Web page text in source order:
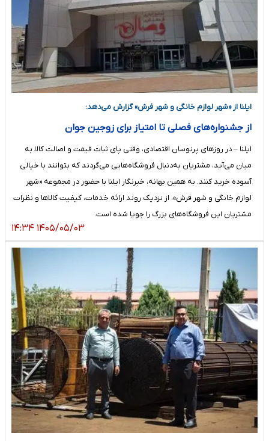
ایلنا از «شهر لوازم خانگی و شهر فرش» گزارش می‌دهد:
از جشنواره‌های فصلی تا امتیاز برای زوجین جوان
ایلنا – در روزهای پرنوسان اقتصادی، وقتی پای ثبات قیمت و اصالت کالا به
میان می‌آید، مشتریان به‌دنبال فروشگاه‌هایی می‌گردند که بتوانند با خیالی
آسوده خرید کنند. به همین بهانه، خبرنگار ایلنا با حضور در مجموعه «شهر
لوازم خانگی و شهر فرش»، از نزدیک روند ارائه خدمات، کیفیت کالاها و نظرات
مشتریان این فروشگاه‌های بزرگ را جویا شده است.
۱۴۰۵/۰۵/۰۳ ۱۴:۳۴